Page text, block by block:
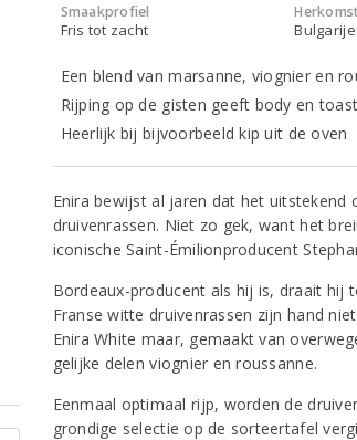
Smaakprofiel
Fris tot zacht
Herkomst
Een blend van marsanne, viognier en
Rijping op de gisten geeft body en toast
Heerlijk bij bijvoorbeeld kip uit de oven
Enira bewijst al jaren dat het uitstekend
druivenrassen. Niet zo gek, want het
iconische Saint-Émilionproducent
Bordeaux-producent als hij is, draait hij
Franse witte druivenrassen zijn hand
Enira White maar, gemaakt van
gelijke delen viognier en roussanne.
Eenmaal optimaal rijp, worden de
grondige selectie op de sorteertafel